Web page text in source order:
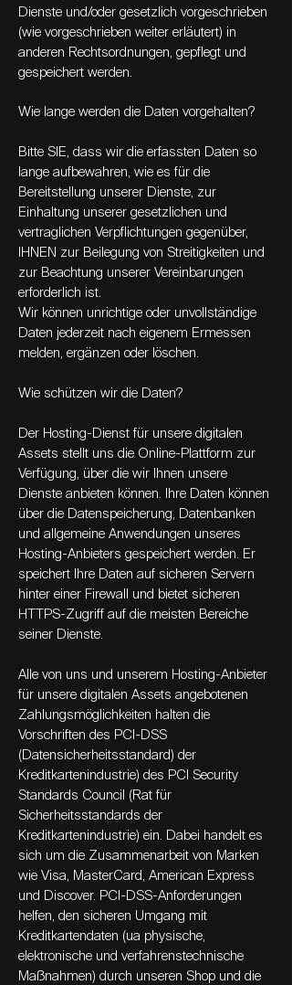
Dienste und/oder gesetzlich vorgeschrieben
(wie vorgeschrieben weiter erläutert) in
anderen Rechtsordnungen, gepflegt und
gespeichert werden.
Wie lange werden die Daten vorgehalten?
Bitte SIE, dass wir die erfassten Daten so
lange aufbewahren, wie es für die
Bereitstellung unserer Dienste, zur
Einhaltung unserer gesetzlichen und
vertraglichen Verpflichtungen gegenüber,
IHNEN zur Beilegung von Streitigkeiten und
zur Beachtung unserer Vereinbarungen
erforderlich ist.
Wir können unrichtige oder unvollständige
Daten jederzeit nach eigenem Ermessen
melden, ergänzen oder löschen.
Wie schützen wir die Daten?
Der Hosting-Dienst für unsere digitalen
Assets stellt uns die Online-Plattform zur
Verfügung, über die wir Ihnen unsere
Dienste anbieten können. Ihre Daten können
über die Datenspeicherung, Datenbanken
und allgemeine Anwendungen unseres
Hosting-Anbieters gespeichert werden. Er
speichert Ihre Daten auf sicheren Servern
hinter einer Firewall und bietet sicheren
HTTPS-Zugriff auf die meisten Bereiche
seiner Dienste.
Alle von uns und unserem Hosting-Anbieter
für unsere digitalen Assets angebotenen
Zahlungsmöglichkeiten halten die
Vorschriften des PCI-DSS
(Datensicherheitsstandard) der
Kreditkartenindustrie) des PCI Security
Standards Council (Rat für
Sicherheitsstandards der
Kreditkartenindustrie) ein. Dabei handelt es
sich um die Zusammenarbeit von Marken
wie Visa, MasterCard, American Express
und Discover. PCI-DSS-Anforderungen
helfen, den sicheren Umgang mit
Kreditkartendaten (ua physische,
elektronische und verfahrenstechnische
Maßnahmen) durch unseren Shop und die